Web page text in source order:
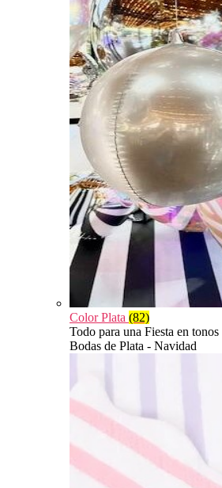
Color Plata (82)
Todo para una Fiesta en
Bodas de Plata - Navidad